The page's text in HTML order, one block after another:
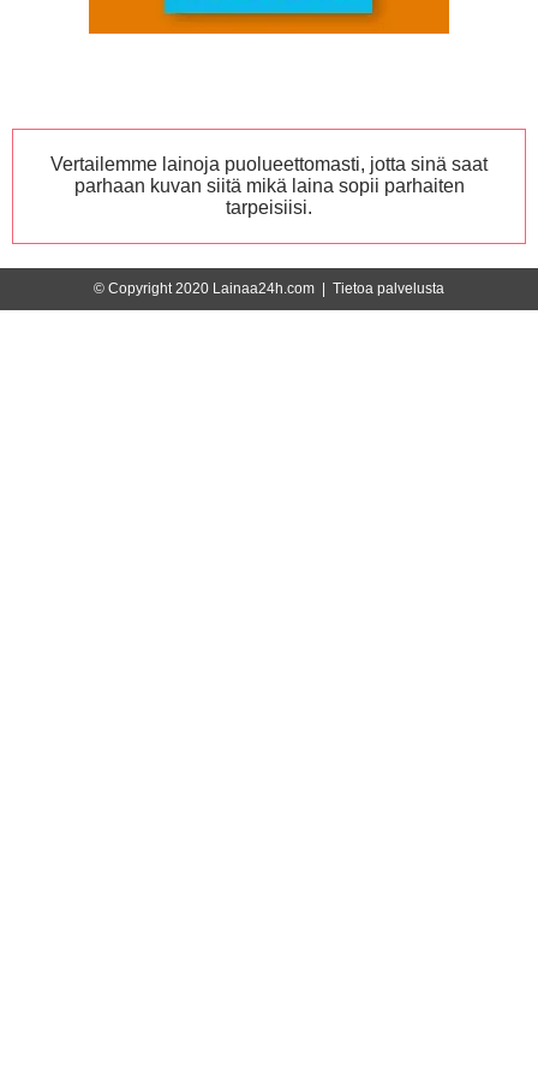
Vertailemme lainoja puolueettomasti, jotta sinä saat
parhaan kuvan siitä mikä laina sopii parhaiten
tarpeisiisi.
© Copyright 2020 Lainaa24h.com | Tietoa palvelusta